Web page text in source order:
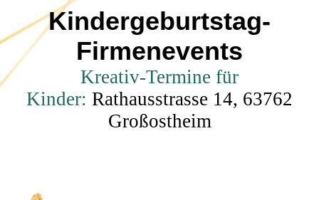
Kindergeburtstag-
Firmenevents
Kreativ-Termine für
Kinder: Rathausstrasse 14, 63762
Großostheim